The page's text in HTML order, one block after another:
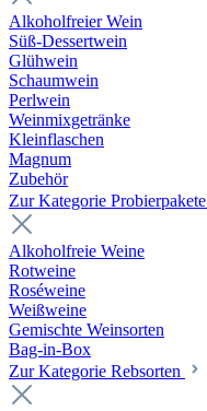
Alkoholfreier Wein
Süß-Dessertwein
Glühwein
Schaumwein
Perlwein
Weinmixgetränke
Kleinflaschen
Magnum
Zubehör
Zur Kategorie Probierpakete
Alkoholfreie Weine
Rotweine
Roséweine
Weißweine
Gemischte Weinsorten
Bag-in-Box
Zur Kategorie Rebsorten